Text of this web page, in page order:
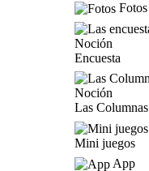
Fotos
Encuesta
Las Columnas
Mini juegos
App